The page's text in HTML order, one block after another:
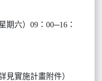
期六）09：00─16：
見實施計畫附件）